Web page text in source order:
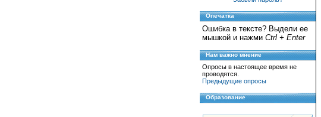
Опечатка
Ошибка в тексте? Выдели ее
мышкой и нажми Ctrl + Enter
Нам важно мнение
Опросы в настоящее время не
проводятся.
Предыдущие опросы
Образование